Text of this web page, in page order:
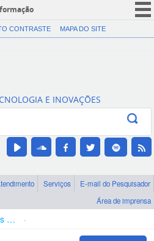
CORONAVÍRUS (COVID-19)
Canais
CONTRASTE MAPA DO SITE
E INOVAÇÕES
Serviços
E-mail do Pesquisador
Área de imprensa
Bolsas e Auxílios Vigentes